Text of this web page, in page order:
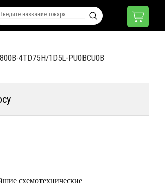
4TD75H/1D5L-PU0BCU0B
схемотехнические